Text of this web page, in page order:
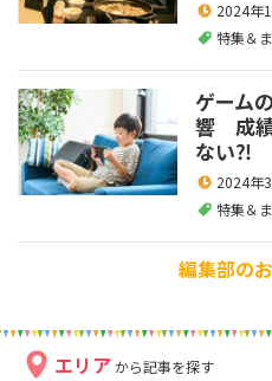
2024年
特集＆
ゲーム
響 成績
ない⁈
2024年
特集＆
編集部の
エリア から記事を探す